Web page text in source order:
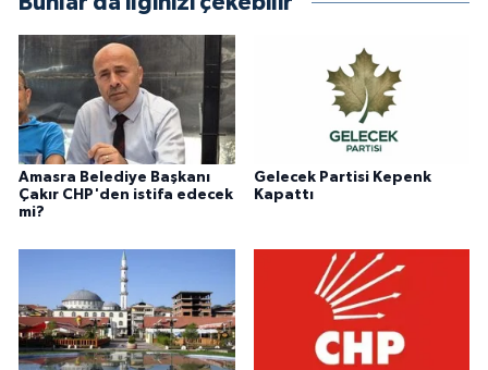
Amasra Belediye Başkanı
Çakır CHP'den istifa edecek
mi?
Gelecek Partisi Kepenk
Kapattı